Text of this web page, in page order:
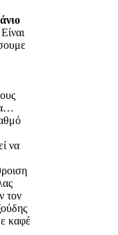
Είναι
να
τον
καφέ